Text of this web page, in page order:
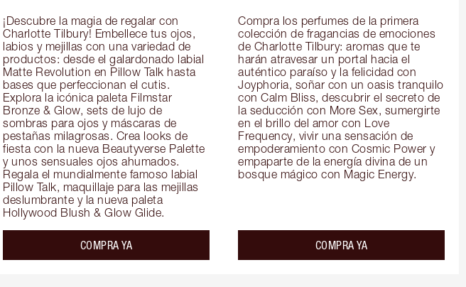
¡Descubre la magia de regalar con
Charlotte Tilbury! Embellece tus ojos,
labios y mejillas con una variedad de
productos: desde el galardonado labial
Matte Revolution en Pillow Talk hasta
bases que perfeccionan el cutis.
Explora la icónica paleta Filmstar
Bronze & Glow, sets de lujo de
sombras para ojos y máscaras de
pestañas milagrosas. Crea looks de
fiesta con la nueva Beautyverse Palette
y unos sensuales ojos ahumados.
Regala el mundialmente famoso labial
Pillow Talk, maquillaje para las mejillas
deslumbrante y la nueva paleta
Hollywood Blush & Glow Glide.
COMPRA YA
Compra los perfumes de la primera
colección de fragancias de emociones
de Charlotte Tilbury: aromas que te
harán atravesar un portal hacia el
auténtico paraíso y la felicidad con
Joyphoria, soñar con un oasis tranquilo
con Calm Bliss, descubrir el secreto de
la seducción con More Sex, sumergirte
en el brillo del amor con Love
Frequency, vivir una sensación de
empoderamiento con Cosmic Power y
empaparte de la energía divina de un
bosque mágico con Magic Energy.
COMPRA YA